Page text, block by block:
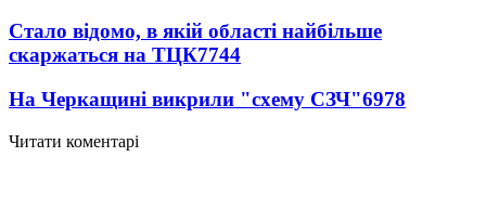
Стало відомо, в якій області найбільше
скаржаться на ТЦК7744
На Черкащині викрили "схему СЗЧ"6978
Читати коментарі